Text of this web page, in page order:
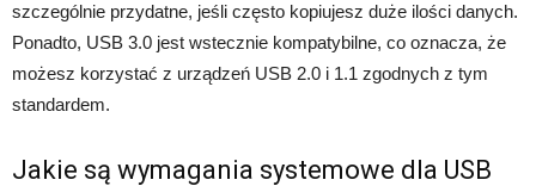
szczególnie przydatne, jeśli często kopiujesz duże ilości danych.
Ponadto, USB 3.0 jest wstecznie kompatybilne, co oznacza, że
możesz korzystać z urządzeń USB 2.0 i 1.1 zgodnych z tym
standardem.
Jakie są wymagania systemowe dla USB